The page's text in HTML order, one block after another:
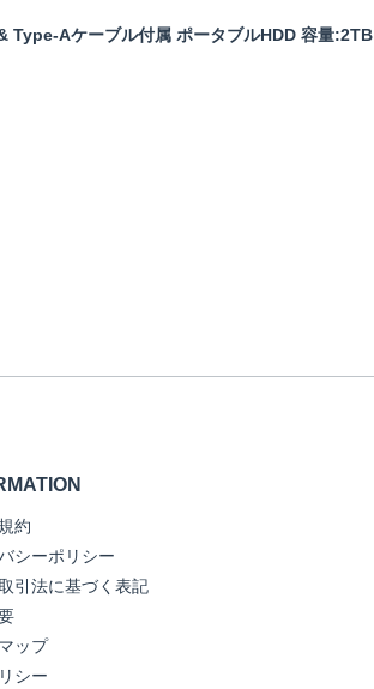
Type-Aケーブル付属 ポータブルHDD 容量:2TB
約
シーポリシー
引法に基づく表記
ップ
シー